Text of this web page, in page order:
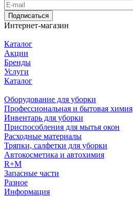
Подписаться
Интернет-магазин
Каталог
Акции
Бренды
Услуги
Каталог
Оборудование для уборки
Профессиональная и бытовая химия
Инвентарь для уборки
Приспособления для мытья окон
Расходные материалы
Тряпки, салфетки для уборки
Автокосметика и автохимия
R+M
Запасные части
Разное
Информация